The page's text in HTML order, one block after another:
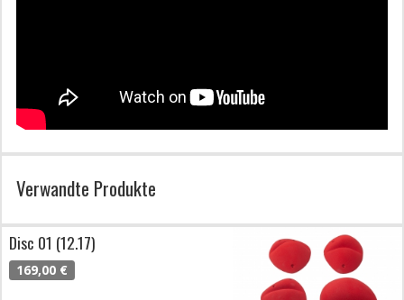
Verwandte Produkte
Disc 01 (12.17)
169,00 €